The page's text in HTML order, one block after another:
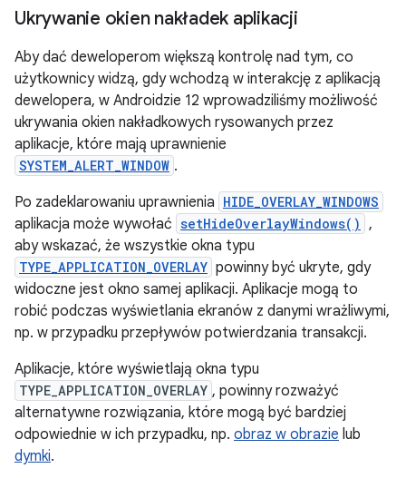
Ukrywanie okien nakładek aplikacji
Aby dać deweloperom większą kontrolę nad tym, co
użytkownicy widzą, gdy wchodzą w interakcję z aplikacją
dewelopera, w Androidzie 12 wprowadziliśmy możliwość
ukrywania okien nakładkowych rysowanych przez
aplikacje, które mają uprawnienie
SYSTEM_ALERT_WINDOW .
Po zadeklarowaniu uprawnienia HIDE_OVERLAY_WINDOWS
aplikacja może wywołać setHideOverlayWindows()
,
aby wskazać, że wszystkie okna typu
TYPE_APPLICATION_OVERLAY powinny być ukryte, gdy
widoczne jest okno samej aplikacji. Aplikacje mogą to
robić podczas wyświetlania ekranów z danymi wrażliwymi,
np. w przypadku przepływów potwierdzania transakcji.
Aplikacje, które wyświetlają okna typu
TYPE_APPLICATION_OVERLAY , powinny rozważyć
alternatywne rozwiązania, które mogą być bardziej
odpowiednie w ich przypadku, np. obraz w obrazie lub
dymki.